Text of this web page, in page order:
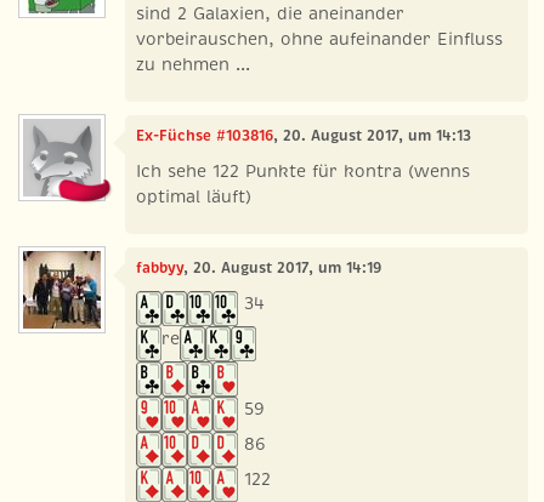
sind 2 Galaxien, die aneinander
vorbeirauschen, ohne aufeinander Einfluss
zu nehmen ...
Ex-Füchse #103816, 20. August 2017, um 14:13
Ich sehe 122 Punkte für kontra (wenns
optimal läuft)
fabbyy, 20. August 2017, um 14:19
34
re
59
86
122